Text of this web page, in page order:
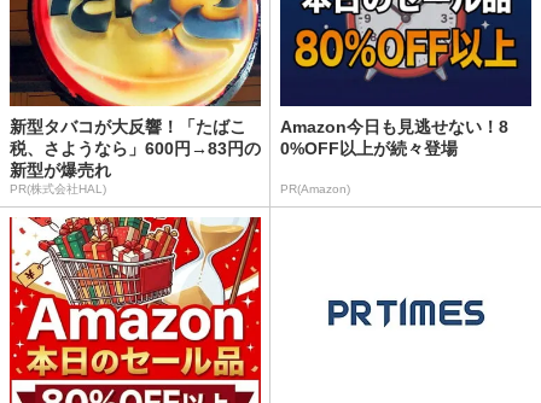
新型タバコが大反響！「たばこ
税、さようなら」600円→83円の
新型が爆売れ
PR(株式会社HAL)
Amazon今日も見逃せない！8
0%OFF以上が続々登場
PR(Amazon)